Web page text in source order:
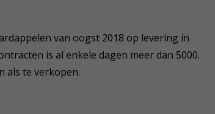
van oogst 2018 op levering in
is al enkele dagen meer dan 5000.
als te verkopen.